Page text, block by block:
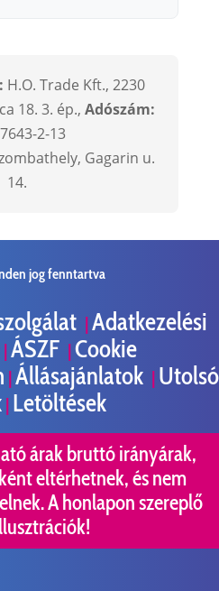
H.O. Trade Kft., 2230
18. 3. ép.,Adószám:
2-13
Gagarin u.
14.
jog fenntartva
|Adatkezelési
|ÁSZF |Cookie
|Állásajánlatok | Utolsó
| Letöltések
árak bruttó irányárak,
eltérhetnek, és nem
A honlapon szereplő